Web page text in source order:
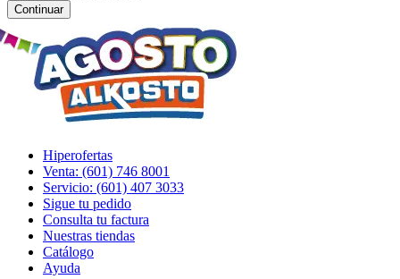
Continuar
Hiperofertas
Venta: (601) 746 8001
Servicio: (601) 407 3033
Sigue tu pedido
Consulta tu factura
Nuestras tiendas
Catálogo
Ayuda